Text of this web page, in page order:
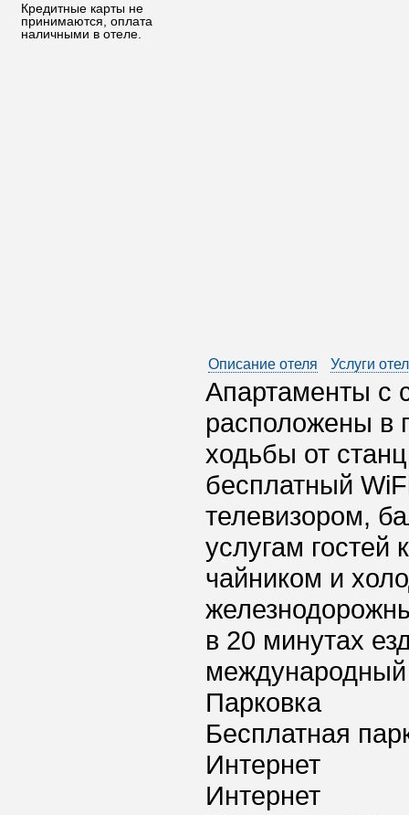
Кредитные карты не
принимаются, оплата
наличными в отеле.
Описание отеля Услуги
Апартаменты с
расположены в
ходьбы от
бесплатный
телевизором,
услугам гостей
чайником и
в 20 минутах
международный
Парковка
Бесплатная
Интернет
Интернет